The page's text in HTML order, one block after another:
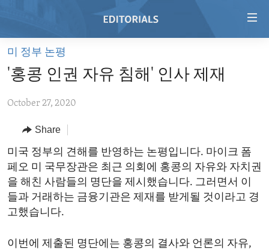
Skip
main
Skip
Navigation
Skip
to
Search
HOME
VIDEO
RADIO
REGIONS
AFRICA
AMERICAS
ASIA
EUROPE
MIDDLE EAST
TOPICS
HUMAN RIGHTS
SECURITY AND DEFENSE
AID AND DEVELOPMENT
DEMOCRACY AND GOVERNANCE
ARCHIVE
ABOUT US
미 정부 논평
'홍콩 인권 자유 침해' 인사 제재
October 27, 2020
Share
미국 정부의 견해를 반영하는 논평입니다. 마이크 폼
페오 미 국무장관은 최근 의회에 홍콩의 자유와 자치권
을 해친 사람들의 명단을 제시했습니다. 그러면서 이
들과 거래하는 금융기관은 제재를 받게될 것이라고 경
고했습니다.
이번에 제출된 명단에는 홍콩의 결사와 언론의 자유,